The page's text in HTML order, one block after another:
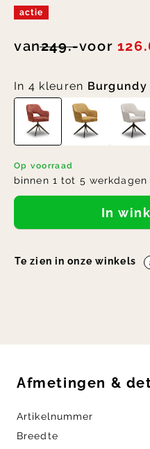
actie
van249.-voor
In 4 kleuren Burgundy
Op voorraad
binnen 1 tot 5 werkdagen
In
Te zien in onze winkels
Afmetingen &
Artikelnummer
Breedte